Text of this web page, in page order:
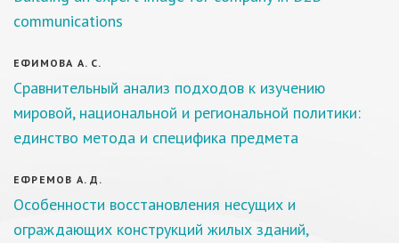
communications
ЕФИМОВА А. С.
Сравнительный анализ подходов к изучению
мировой, национальной и региональной политики:
единство метода и специфика предмета
ЕФРЕМОВ А. Д.
Особенности восстановления несущих и
ограждающих конструкций жилых зданий,